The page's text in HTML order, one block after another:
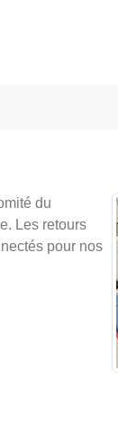
du
Les retours
pour nos